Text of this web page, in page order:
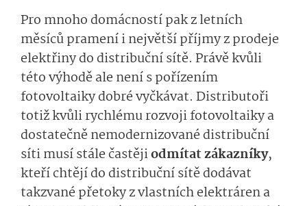
Pro mnoho domácností pak z letních
měsíců pramení i největší příjmy z prodeje
elektřiny do distribuční sítě. Právě kvůli
této výhodě ale není s pořízením
fotovoltaiky dobré vyčkávat. Distributoři
totiž kvůli rychlému rozvoji fotovoltaiky a
dostatečně nemodernizované distribuční
síti musí stále častějiodmítat zákazníky,
kteří chtějí do distribuční sítě dodávat
takzvané přetoky z vlastních elektráren a